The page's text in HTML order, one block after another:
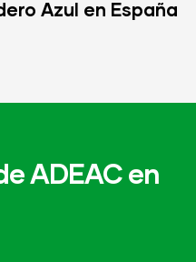
Azul en España
ADEAC en